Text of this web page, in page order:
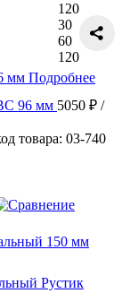
120
30
60
120
Подробнее
96 мм 5050 ₽ /
товара: 03-740
Рустик